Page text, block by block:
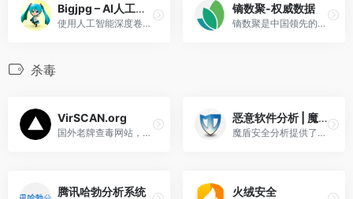
Bigjpg – AI人工智能图片无损放大
使用人工智能深度卷积神经网络（CNN）智能无损放大图片，可放大4K级超高清分辨率（4000x4000）图片，最大32倍放大，效果秒杀PhotoZoom放大。
镝数聚-权威数据
镝数聚是中国领先的数据综合服务平台
杀毒
VirSCAN.org
国外老牌查毒网站，单文件上传限制最大20M
恶意软件分析 | 魔盾安全
魔盾安全分析提供了一个免费的基于虚拟执行的恶意软件及网页链接分析平台。您可以在线上传需要分析的文件，或提交可疑的网页链接，魔盾安全分析会在虚拟环境中执行这个文件或打开
腾讯哈勃分析系统 火绒安全